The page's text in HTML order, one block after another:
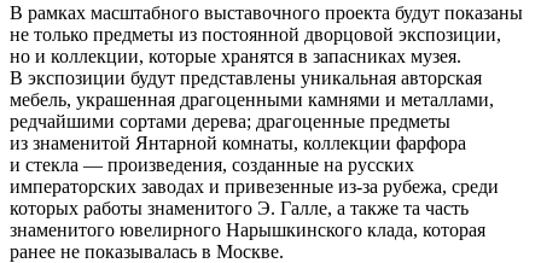
В рамках масштабного выставочного проекта будут показаны
не только предметы из постоянной дворцовой экспозиции,
но и коллекции, которые хранятся в запасниках музея.
В экспозиции будут представлены уникальная авторская
мебель, украшенная драгоценными камнями и металлами,
редчайшими сортами дерева; драгоценные предметы
из знаменитой Янтарной комнаты, коллекции фарфора
и стекла — произведения, созданные на русских
императорских заводах и привезенные из-за рубежа, среди
которых работы знаменитого Э. Галле, а также та часть
знаменитого ювелирного Нарышкинского клада, которая
ранее не показывалась в Москве.